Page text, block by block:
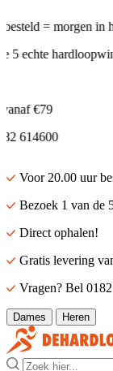
= morgen in
echte
€79
614600
Voor 20.00 uur
Bezoek 1 van de
Direct ophalen!
Gratis levering
Vragen? Bel
Dames Heren
Zoek